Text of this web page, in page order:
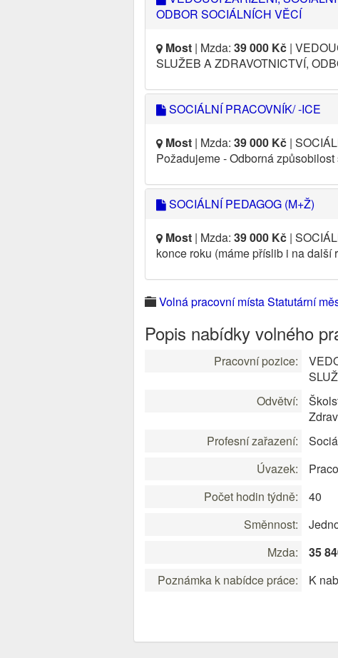
ODBOR SOCIÁLNÍCH VĚCÍ
Most | Mzda: 39 000 Kč |
SLUŽEB A ZDRAVOTNICTVÍ,
SOCIÁLNÍ PRACOVNÍK/ -ICE
Most | Mzda: 39 000 Kč |
Požadujeme - Odborná
SOCIÁLNÍ PEDAGOG (M+Ž)
Most | Mzda: 39 000 Kč |
konce roku (máme příslib i na
Volná pracovní místa Statutární
Popis nabídky volného
Pracovní pozice:
Odvětví:
Profesní zařazení:
Úvazek:
Počet hodin týdně:
40
Směnnost:
Mzda:
35
Poznámka k nabídce práce:
K